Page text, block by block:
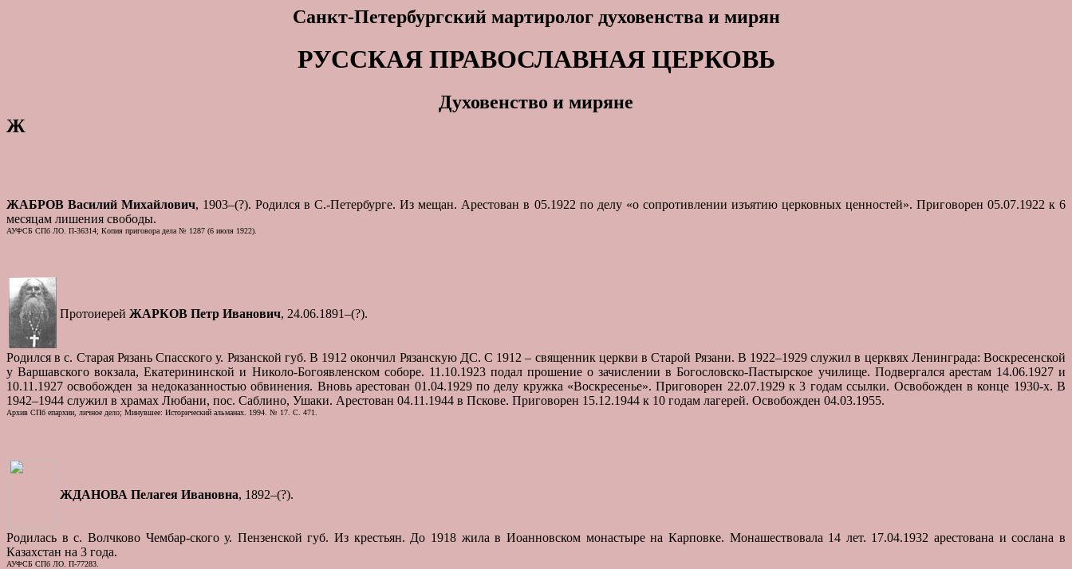
Санкт-Петербургский мартиролог духовенства и мирян
РУССКАЯ ПРАВОСЛАВНАЯ ЦЕРКОВЬ
Духовенство и миряне
Ж
ЖАБРОВ Василий Михайлович, 1903–(?). Родился в С.-Петербурге. Из мещан. Арестован в 05.1922 по делу «о сопротивлении изъятию церковных ценностей». Приговорен 05.07.1922 к 6
месяцам лишения свободы.
АУФСБ СПб ЛО. П-36314; Копия приговора дела № 1287 (6 июля 1922).
Протоиерей ЖАРКОВ Петр Иванович, 24.06.1891–(?).
Родился в с. Старая Рязань Спасского у. Рязанской губ. В 1912 окончил Рязанскую ДС. С 1912 – священник церкви в Старой Рязани. В 1922–1929 служил в церквях Ленинграда: Воскресенской
у Варшавского вокзала, Екатерининской и Николо-Богоявленском соборе. 11.10.1923 подал прошение о зачислении в Богословско-Пастырское училище. Подвергался арестам 14.06.1927 и
10.11.1927 освобожден за недоказанностью обвинения. Вновь арестован 01.04.1929 по делу кружка «Воскресенье». Приговорен 22.07.1929 к 3 годам ссылки. Освобожден в конце 1930-х. В
1942–1944 служил в храмах Любани, пос. Саблино, Ушаки. Арестован 04.11.1944 в Пскове. Приговорен 15.12.1944 к 10 годам лагерей. Освобожден 04.03.1955.
Архив СПб епархии, личное дело; Минувшее: Исторический альманах. 1994. № 17. С. 471.
ЖДАНОВА Пелагея Ивановна, 1892–(?).
Родилась в с. Волчково Чембар-ского у. Пензенской губ. Из крестьян. До 1918 жила в Иоанновском монастыре на Карповке. Монашествовала 14 лет. 17.04.1932 арестована и сослана в
Казахстан на 3 года.
АУФСБ СПб ЛО. П-77283.